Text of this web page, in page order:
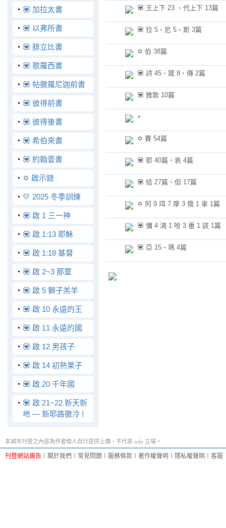
‧ 💟 加拉太書
‧ 💟 以弗所書
‧ 💟 腓立比書
‧ 💟 歌羅西書
‧ 💟 帖撒羅尼迦前書
‧ 💟 彼得前書
‧ 💟 彼得後書
‧ 💟 希伯來書
‧ 💟 約翰壹書
‧ ✡️ 啟示錄
‧ 💛 2025 冬季訓練
‧ 💟 啟 1 三一神
‧ 💟 啟 1:13 耶穌
‧ 💟 啟 1:18 基督
‧ 💟 啟 2~3 那靈
‧ 💟 啟 5 獅子羔羊
‧ 💟 啟 10 永遠的王
‧ 💟 啟 11 永遠的國
‧ 💟 啟 12 男孩子
‧ 💟 啟 14 初熟果子
‧ 💟 啟 20 千年國
‧ 💟 啟 21~22 新天新
地 — 新耶路撒冷 !
💟 王上下 23 、代上下 13篇
💟 拉 5、尼 5、斯 3篇
✡️ 伯 38篇
💟 詩 45、箴 8、傳 2篇
💟 雅歌 10篇
+
✡️ 賽 54篇
💟 耶 40篇、哀 4篇
💟 結 27篇、但 17篇
✡️ 何 9 珥 7 摩 3 俄 1 拿 1篇
💟 彌 4 鴻 1 哈 3 番 1 該 1篇
💟 亞 15、瑪 4篇
本城市刊登之內容為作者個人自行提供上傳，不代表 udn 立場。
刊登網站廣告 關於我們 常見問題 服務條款 著作權聲明 隱私權聲明 客服